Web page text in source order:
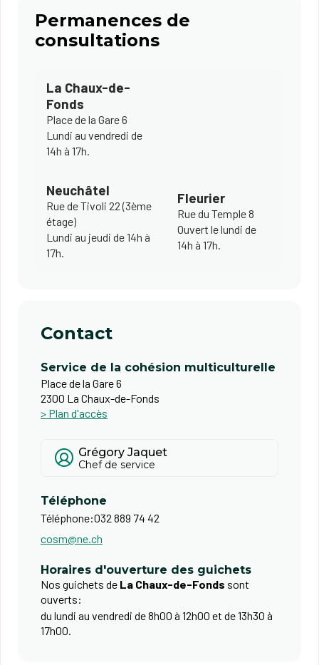
Permanences de
consultations
La Chaux-de-
Fonds
Place de la Gare 6
Lundi au vendredi de
14h à 17h.
Neuchâtel
Rue de Tivoli 22 (3ème
étage)
Lundi au jeudi de 14h à
17h.
Fleurier
Rue du Temple 8
Ouvert le lundi de
14h à 17h.
Contact
Service de la cohésion multiculturelle
Place de la Gare 6
2300 La Chaux-de-Fonds
> Plan d'accès
Grégory Jaquet
Chef de service
Téléphone
Téléphone:032 889 74 42
cosm@ne.ch
Horaires d'ouverture des guichets
Nos guichets de La Chaux-de-Fonds sont
ouverts:
du lundi au vendredi de 8h00 à 12h00 et de 13h30 à
17h00. ​